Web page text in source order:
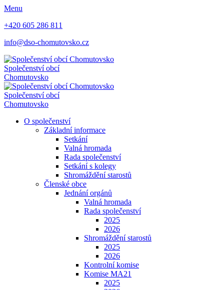
Menu
+420 605 286 811
info@dso-chomutovsko.cz
Společenství obcí
Chomutovsko
Společenství obcí
Chomutovsko
O společenství
Základní informace
Setkání
Valná hromada
Rada společenství
Setkání s kolegy
Shromáždění starostů
Členské obce
Jednání orgánů
Valná hromada
Rada společenství
2025
2026
Shromáždění starostů
2025
2026
Kontrolní komise
Komise MA21
2025